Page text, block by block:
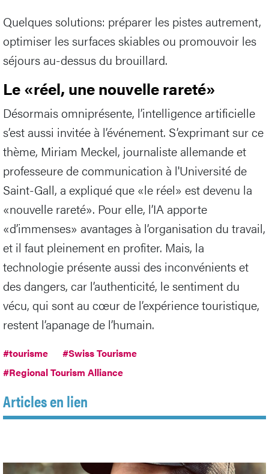
Quelques solutions: préparer les pistes autrement,
optimiser les surfaces skiables ou promouvoir les
séjours au-dessus du brouillard.
Le «réel, une nouvelle rareté»
Désormais omniprésente, l’intelligence artificielle
s’est aussi invitée à l’événement. S’exprimant sur ce
thème, Miriam Meckel, journaliste allemande et
professeure de communication à l'Université de
Saint-Gall, a expliqué que «le réel» est devenu la
«nouvelle rareté». Pour elle, l’IA apporte
«d’immenses» avantages à l’organisation du travail,
et il faut pleinement en profiter. Mais, la
technologie présente aussi des inconvénients et
des dangers, car l’authenticité, le sentiment du
vécu, qui sont au cœur de l’expérience touristique,
restent l’apanage de l’humain.
#tourisme
#Swiss Tourisme
#Regional Tourism Alliance
Articles en lien